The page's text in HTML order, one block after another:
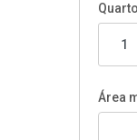
1
Área